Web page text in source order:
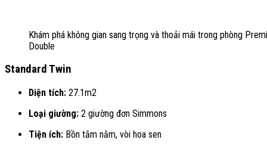
Khám phá không gian sang trọng và thoải mái trong phòng
Double
Standard Twin
Diện tích: 27.1m2
Loại giường: 2 giường đơn Simmons
Tiện ích: Bồn tắm nằm, vòi hoa sen